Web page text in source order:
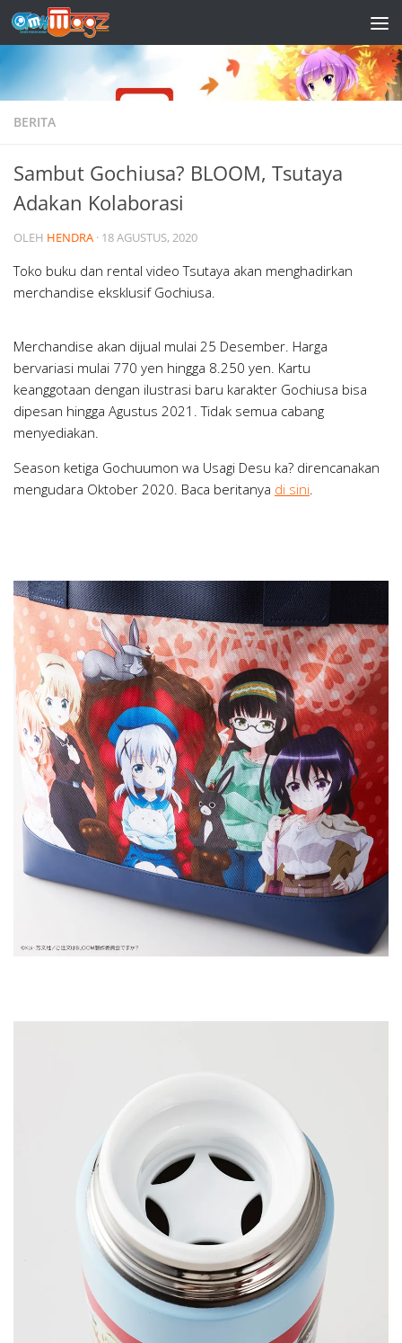
Skip to content
BERITA
Sambut Gochiusa? BLOOM, Tsutaya
Adakan Kolaborasi
OLEH HENDRA · 18 AGUSTUS, 2020
Toko buku dan rental video Tsutaya akan menghadirkan
merchandise eksklusif Gochiusa.
Merchandise akan dijual mulai 25 Desember. Harga
bervariasi mulai 770 yen hingga 8.250 yen. Kartu
keanggotaan dengan ilustrasi baru karakter Gochiusa bisa
dipesan hingga Agustus 2021. Tidak semua cabang
menyediakan.
Season ketiga Gochuumon wa Usagi Desu ka? direncanakan
mengudara Oktober 2020. Baca beritanya di sini